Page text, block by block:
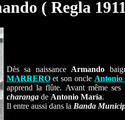
( Regla
Dès sa naissance Armando
MARRERO et son oncle
apprend la flûte. Avant même
charanga de Antonio María.
Il entre aussi dans la Banda